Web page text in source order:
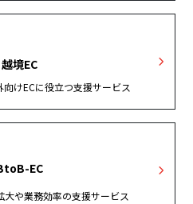
越境EC
けECに役立つ支援サービス
EC
や業務効率の支援サービス